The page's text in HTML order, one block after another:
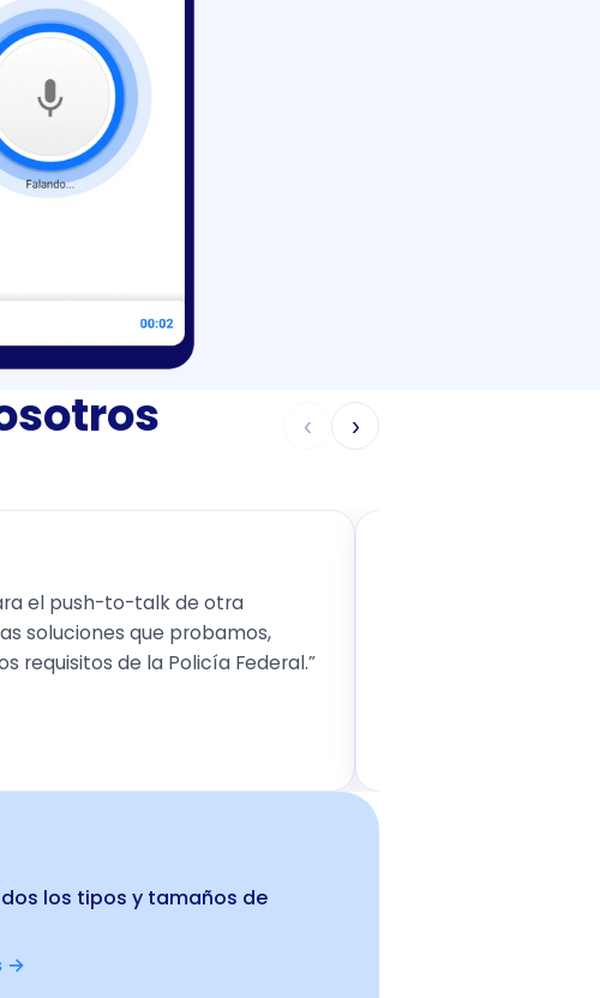
‹ ›
el push-to-talk de otra
soluciones que probamos,
requisitos de la Policía Federal.”
los tipos y tamaños de
→